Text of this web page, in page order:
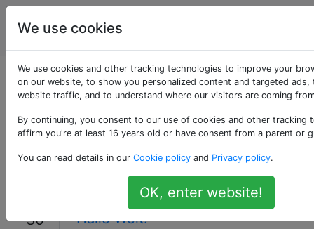
Programmierrätsel
& Code Golf
Als «string» getaggte
Fragen
Ein Wettbewerb zur Lösung eines bestimmten
30 "Hallo Welt!"
We use cookies
We use cookies and other tracking technologies to improve your
on our website, to show you personalized content and targeted ads,
website traffic, and to understand where our visitors are coming
By continuing, you consent to our use of cookies and other tracking
affirm you're at least 16 years old or have consent from a parent or
You can read details in our Cookie policy and Privacy policy.
OK, enter website!